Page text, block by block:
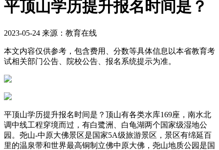
平顶山学历提升报名时间是？
2023-05-24 来源：教育在线
本文内容仅供参考，包含费用、分数等具体信息以本省教育考
试相关部门公告、院校公告、报名系统提示为准。
平顶山学历提升报名时间是？顶山有各类水库169座，南水北
调中线工程穿境而过，有白鹭洲、白龟湖两个国家级湿地公
园。尧山-中原大佛景区是国家5A级旅游景区，景区有绵延百
里的温泉带和世界最高铜制立佛中原大佛，尧山地质公园是国